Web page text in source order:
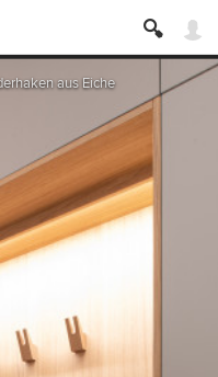
aus Eiche